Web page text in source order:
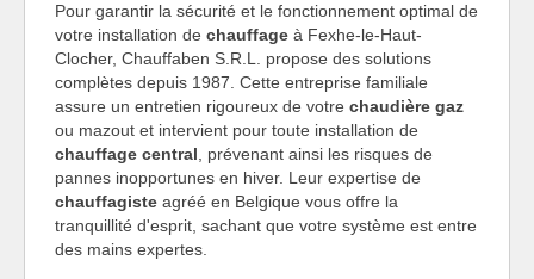
Pour garantir la sécurité et le fonctionnement optimal de
votre installation de chauffage à Fexhe-le-Haut-
Clocher, Chauffaben S.R.L. propose des solutions
complètes depuis 1987. Cette entreprise familiale
assure un entretien rigoureux de votre chaudière gaz
ou mazout et intervient pour toute installation de
chauffage central , prévenant ainsi les risques de
pannes inopportunes en hiver. Leur expertise de
chauffagiste agréé en Belgique vous offre la
tranquillité d'esprit, sachant que votre système est entre
des mains expertes.